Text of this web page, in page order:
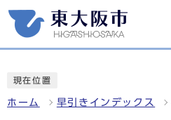
現在位置
ホーム 早引きインデックス